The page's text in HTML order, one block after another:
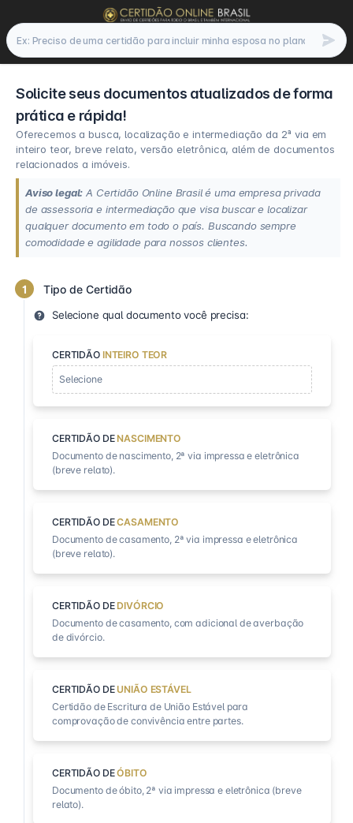
Solicite seus documentos atualizados de forma
prática e rápida!
Oferecemos a busca, localização e intermediação da 2ª via em
inteiro teor, breve relato, versão eletrônica, além de documentos
relacionados a imóveis.
Aviso legal: A Certidão Online Brasil é uma empresa privada
de assessoria e intermediação que visa buscar e localizar
qualquer documento em todo o país. Buscando sempre
comodidade e agilidade para nossos clientes.
1 Tipo de Certidão
Selecione qual documento você precisa:
CERTIDÃO INTEIRO TEOR
Selecione
CERTIDÃO DE NASCIMENTO
Documento de nascimento, 2ª via impressa e eletrônica
(breve relato).
CERTIDÃO DECASAMENTO
Documento de casamento, 2ª via impressa e eletrônica
(breve relato).
CERTIDÃO DE DIVÓRCIO
Documento de casamento, com adicional de averbação
de divórcio.
CERTIDÃO DE UNIÃO ESTÁVEL
Certidão de Escritura de União Estável para
comprovação de convivência entre partes.
CERTIDÃO DEÓBITO
Documento de óbito, 2ª via impressa e eletrônica (breve
relato).